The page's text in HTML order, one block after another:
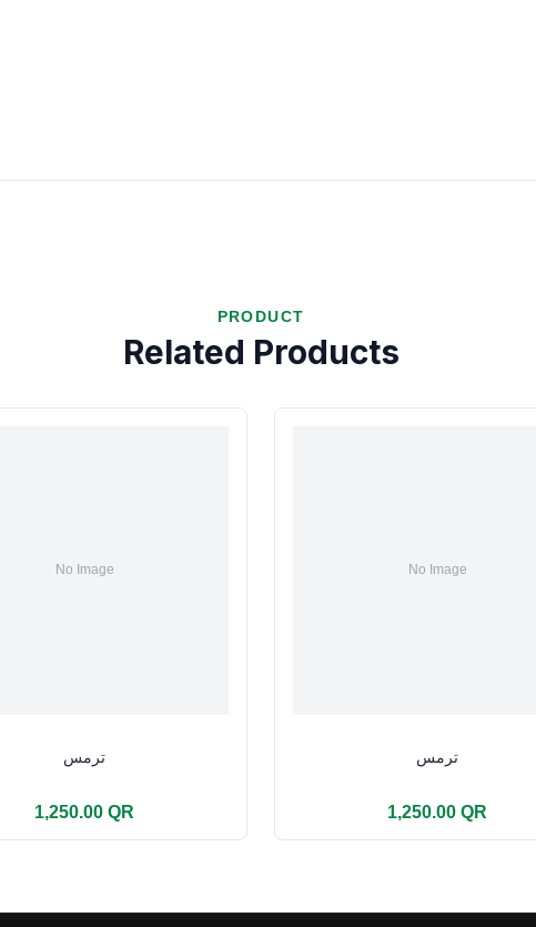
PRODUCT
Related Products
ترمس
1,250.00 QR
ترمس
1,250.00 QR